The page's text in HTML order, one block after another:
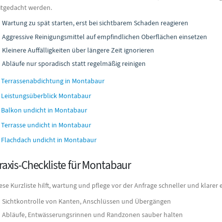
werden.
Wartung zu spät starten, erst bei sichtbarem Schaden reagieren
Aggressive Reinigungsmittel auf empfindlichen Oberflächen einsetzen
Kleinere Auffälligkeiten über längere Zeit ignorieren
Abläufe nur sporadisch statt regelmäßig reinigen
Terrassenabdichtung in Montabaur
Leistungsüberblick Montabaur
Balkon undicht in Montabaur
Terrasse undicht in Montabaur
Flachdach undicht in Montabaur
Checkliste für Montabaur
Kurzliste hilft, wartung und pflege vor der Anfrage schneller und klarer
Sichtkontrolle von Kanten, Anschlüssen und Übergängen
Abläufe, Entwässerungsrinnen und Randzonen sauber halten